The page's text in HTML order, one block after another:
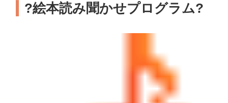
?絵本読み聞かせプログラム?